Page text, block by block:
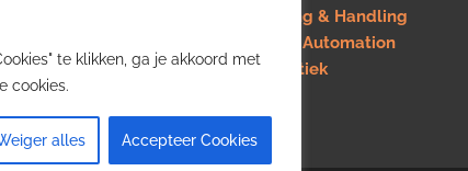
te klikken, ga je akkoord met
cookies.
alles Accepteer Cookies
Warehousing & Handling
Software & Automation
Job in logistiek